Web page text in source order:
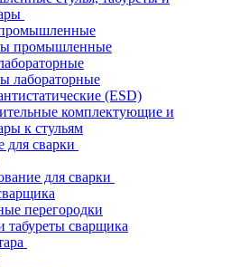
промышленные
лабораторные
(ESD)
комплектующие и
к стульям
для сварки
для сварки
перегородки
табуреты сварщика